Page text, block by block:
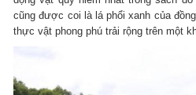
cũng được coi là lá phổi xanh của
thực vật phong phú trải rộng trên một